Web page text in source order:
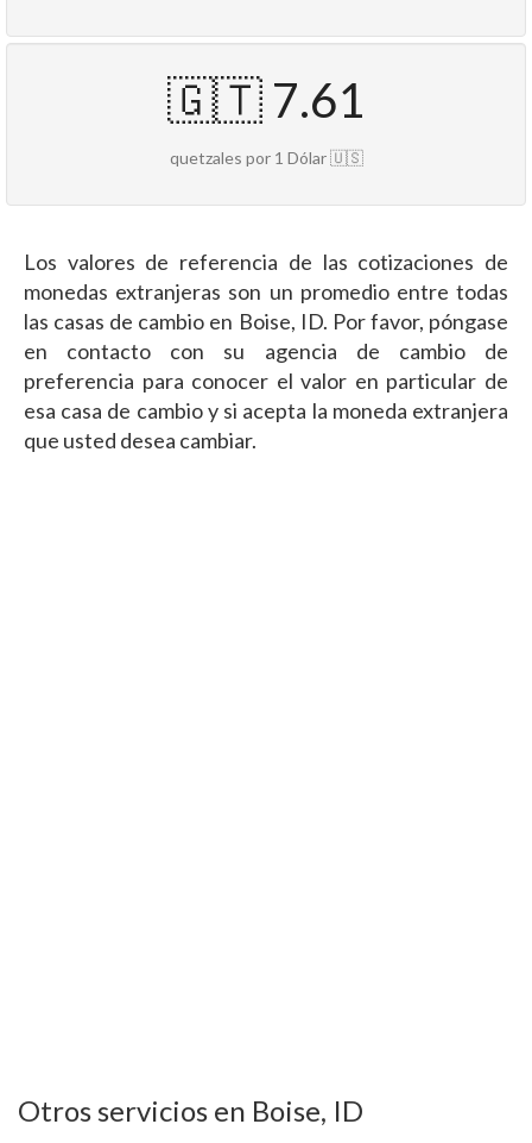
🇬🇹 7.61
quetzales por 1 Dólar 🇺🇸
Los valores de referencia de las cotizaciones de
monedas extranjeras son un promedio entre todas
las casas de cambio en Boise, ID. Por favor, póngase
en contacto con su agencia de cambio de
preferencia para conocer el valor en particular de
esa casa de cambio y si acepta la moneda extranjera
que usted desea cambiar.
Otros servicios en Boise, ID